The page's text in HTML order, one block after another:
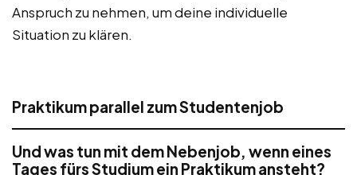
Anspruch zu nehmen, um deine individuelle
Situation zu klären.
Praktikum parallel zum Studentenjob
Und was tun mit dem Nebenjob, wenn eines
Tages fürs Studium ein Praktikum ansteht?